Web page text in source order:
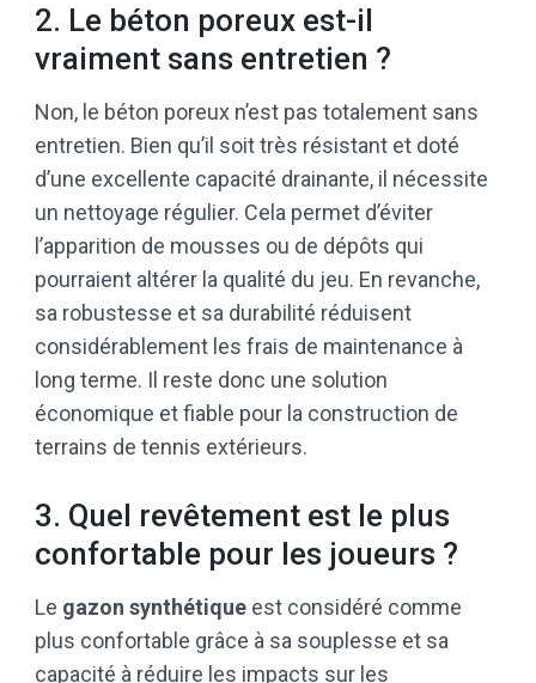
2. Le béton poreux est-il
vraiment sans entretien ?
Non, le béton poreux n’est pas totalement sans
entretien. Bien qu’il soit très résistant et doté
d’une excellente capacité drainante, il nécessite
un nettoyage régulier. Cela permet d’éviter
l’apparition de mousses ou de dépôts qui
pourraient altérer la qualité du jeu. En revanche,
sa robustesse et sa durabilité réduisent
considérablement les frais de maintenance à
long terme. Il reste donc une solution
économique et fiable pour la construction de
terrains de tennis extérieurs.
3. Quel revêtement est le plus
confortable pour les joueurs ?
Le gazon synthétique est considéré comme
plus confortable grâce à sa souplesse et sa
capacité à réduire les impacts sur les